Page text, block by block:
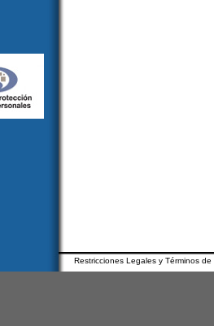
Restricciones Legales y Términos de